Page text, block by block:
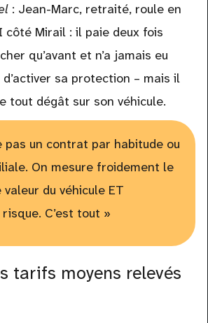
: Jean-Marc, retraité, roule en
côté Mirail : il paie deux fois
qu’avant et n’a jamais eu
d’activer sa protection – mais il
tout dégât sur son véhicule.
pas un contrat par habitude ou
On mesure froidement le
du véhicule ET
C’est tout »
tarifs moyens relevés